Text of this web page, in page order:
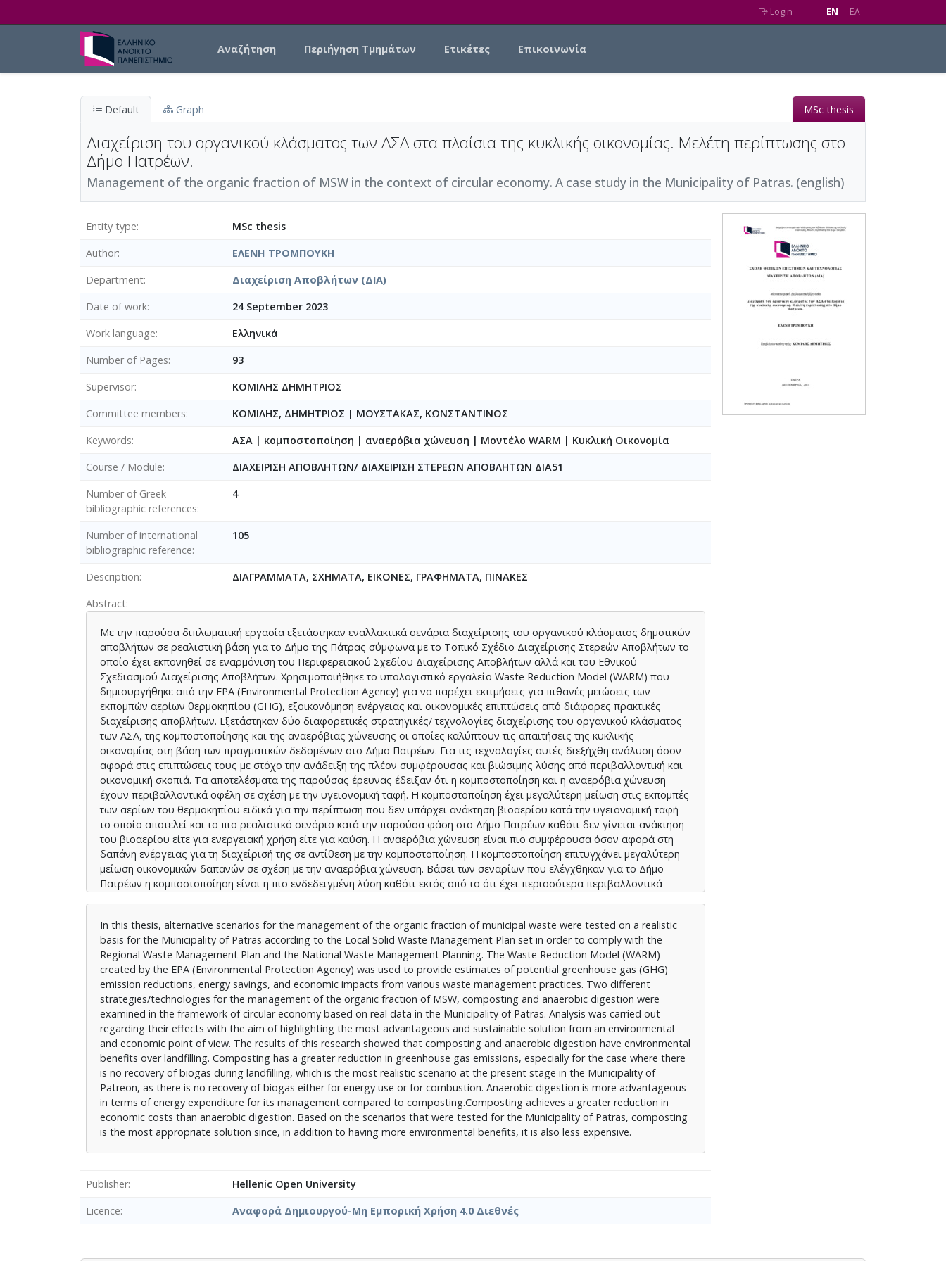
Login EN EΛ
Αναζήτηση Περιήγηση Τμημάτων Ετικέτες Επικοινωνία
Default Graph MSc thesis
Διαχείριση του οργανικού κλάσματος των ΑΣΑ στα πλαίσια της κυκλικής οικονομίας. Μελέτη περίπτωσης στο
Δήμο Πατρέων.
Management of the organic fraction of MSW in the context of circular economy. A case study in the Municipality of Patras. (english)
Entity type
MSc thesis
Author
ΕΛΕΝΗ ΤΡΟΜΠΟΥΚΗ
Department
Διαχείριση Αποβλήτων (ΔΙΑ)
Date of work
24 September 2023
Work language
Ελληνικά
Number of Pages
93
Supervisor
ΚΟΜΙΛΗΣ ΔΗΜΗΤΡΙΟΣ
Committee members
ΚΟΜΙΛΗΣ, ΔΗΜΗΤΡΙΟΣ | ΜΟΥΣΤΑΚΑΣ, ΚΩΝΣΤΑΝΤΙΝΟΣ
Keywords
ΑΣΑ | κομποστοποίηση | αναερόβια χώνευση | Μοντέλο WARM | Kυκλική Oικονομία
Course / Module
ΔΙΑΧΕΙΡΙΣΗ ΑΠΟΒΛΗΤΩΝ/ ΔΙΑΧΕΙΡΙΣΗ ΣΤΕΡΕΩΝ ΑΠΟΒΛΗΤΩΝ ΔΙΑ51
Number of Greek
bibliographic references
4
Number of international
bibliographic reference
105
Description
ΔΙΑΓΡΑΜΜΑΤΑ, ΣΧΗΜΑΤΑ, ΕΙΚΟΝΕΣ, ΓΡΑΦΗΜΑΤΑ, ΠΙΝΑΚΕΣ
Abstract
Με την παρούσα διπλωματική εργασία εξετάστηκαν εναλλακτικά σενάρια διαχείρισης του οργανικού κλάσματος δημοτικών
αποβλήτων σε ρεαλιστική βάση για το Δήμο της Πάτρας σύμφωνα με το Τοπικό Σχέδιο Διαχείρισης Στερεών Αποβλήτων το
οποίο έχει εκπονηθεί σε εναρμόνιση του Περιφερειακού Σχεδίου Διαχείρισης Αποβλήτων αλλά και του Εθνικού
Σχεδιασμού Διαχείρισης Αποβλήτων. Χρησιμοποιήθηκε το υπολογιστικό εργαλείο Waste Reduction Model (WARM) που
δημιουργήθηκε από την EPA (Environmental Protection Agency) για να παρέχει εκτιμήσεις για πιθανές μειώσεις των
εκπομπών αερίων θερμοκηπίου (GHG), εξοικονόμηση ενέργειας και οικονομικές επιπτώσεις από διάφορες πρακτικές
διαχείρισης αποβλήτων. Εξετάστηκαν δύο διαφορετικές στρατηγικές/ τεχνολογίες διαχείρισης του οργανικού κλάσματος
των ΑΣΑ, της κομποστοποίησης και της αναερόβιας χώνευσης οι οποίες καλύπτουν τις απαιτήσεις της κυκλικής
οικονομίας στη βάση των πραγματικών δεδομένων στο Δήμο Πατρέων. Για τις τεχνολογίες αυτές διεξήχθη ανάλυση όσον
αφορά στις επιπτώσεις τους με στόχο την ανάδειξη της πλέον συμφέρουσας και βιώσιμης λύσης από περιβαλλοντική και
οικονομική σκοπιά. Τα αποτελέσματα της παρούσας έρευνας έδειξαν ότι η κομποστοποίηση και η αναερόβια χώνευση
έχουν περιβαλλοντικά οφέλη σε σχέση με την υγειονομική ταφή. Η κομποστοποίηση έχει μεγαλύτερη μείωση στις εκπομπές
των αερίων του θερμοκηπίου ειδικά για την περίπτωση που δεν υπάρχει ανάκτηση βιοαερίου κατά την υγειονομική ταφή
το οποίο αποτελεί και το πιο ρεαλιστικό σενάριο κατά την παρούσα φάση στο Δήμο Πατρέων καθότι δεν γίνεται ανάκτηση
του βιοαερίου είτε για ενεργειακή χρήση είτε για καύση. Η αναερόβια χώνευση είναι πιο συμφέρουσα όσον αφορά στη
δαπάνη ενέργειας για τη διαχείρισή της σε αντίθεση με την κομποστοποίηση. Η κομποστοποίηση επιτυγχάνει μεγαλύτερη
μείωση οικονομικών δαπανών σε σχέση με την αναερόβια χώνευση. Βάσει των σεναρίων που ελέγχθηκαν για το Δήμο
Πατρέων η κομποστοποίηση είναι η πιο ενδεδειγμένη λύση καθότι εκτός από το ότι έχει περισσότερα περιβαλλοντικά
In this thesis, alternative scenarios for the management of the organic fraction of municipal waste were tested on a realistic
basis for the Municipality of Patras according to the Local Solid Waste Management Plan set in order to comply with the
Regional Waste Management Plan and the National Waste Management Planning. The Waste Reduction Model (WARM)
created by the EPA (Environmental Protection Agency) was used to provide estimates of potential greenhouse gas (GHG)
emission reductions, energy savings, and economic impacts from various waste management practices. Two different
strategies/technologies for the management of the organic fraction of MSW, composting and anaerobic digestion were
examined in the framework of circular economy based on real data in the Municipality of Patras. Analysis was carried out
regarding their effects with the aim of highlighting the most advantageous and sustainable solution from an environmental
and economic point of view. The results of this research showed that composting and anaerobic digestion have environmental
benefits over landfilling. Composting has a greater reduction in greenhouse gas emissions, especially for the case where there
is no recovery of biogas during landfilling, which is the most realistic scenario at the present stage in the Municipality of
Patreon, as there is no recovery of biogas either for energy use or for combustion. Anaerobic digestion is more advantageous
in terms of energy expenditure for its management compared to composting.Composting achieves a greater reduction in
economic costs than anaerobic digestion. Based on the scenarios that were tested for the Municipality of Patras, composting
is the most appropriate solution since, in addition to having more environmental benefits, it is also less expensive.
Publisher
Hellenic Open University
Licence
Αναφορά Δημιουργού-Μη Εμπορική Χρήση 4.0 Διεθνές